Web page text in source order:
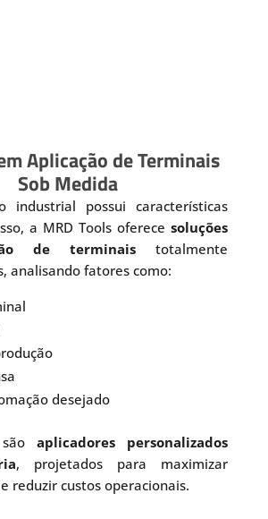
Aplicação de Terminais
Sob Medida
industrial possui características
a MRD Tools oferecesoluções
de terminais totalmente
analisando fatores como:
desejado
sãoaplicadores personalizados
, projetados para maximizar
reduzir custos operacionais.